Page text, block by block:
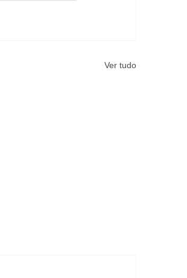
Ver tudo